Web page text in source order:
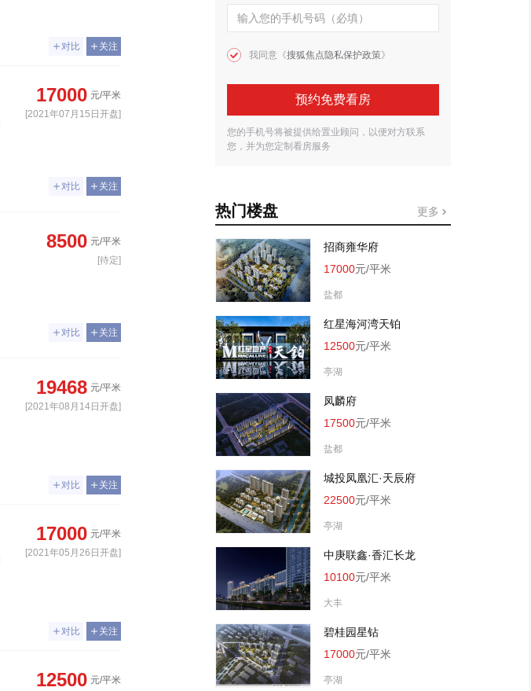
对比 关注
17000 元/平米
[2021年07月15日开盘]
对比 关注
8500 元/平米
[待定]
对比 关注
19468 元/平米
[2021年08月14日开盘]
对比 关注
17000 元/平米
[2021年05月26日开盘]
对比 关注
12500 元/平米
我同意《搜狐焦点隐私保护政策》
预约免费看房
您的手机号将被提供给置业顾问，以便对方联系
您，并为您定制看房服务
热门楼盘 更多
招商雍华府
17000元/平米
盐都
红星海河湾天铂
12500元/平米
亭湖
凤麟府
17500元/平米
盐都
22500元/平米
亭湖
中庚联鑫·香汇长龙
10100元/平米
大丰
碧桂园星钻
17000元/平米
亭湖